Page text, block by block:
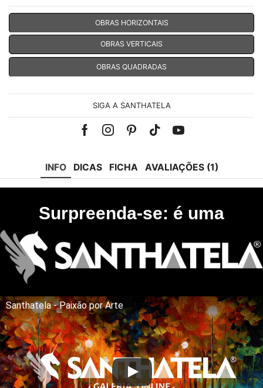
OBRAS HORIZONTAIS
OBRAS VERTICAIS
OBRAS QUADRADAS
SIGA A SANTHATELA
Facebook
Instagram
Pinterest
Tik-Youtube
INFO DICAS FICHA AVALIAÇÕES (1)
Surpreenda-se: é uma
Santhatela - Paixão por Arte